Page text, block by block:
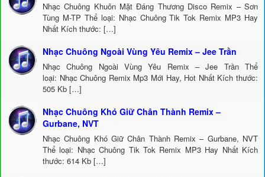
Nhạc Chuông Khuôn Mặt Đáng Thương Disco Remix – Sơn
Tùng M-TP Thể loại: Nhạc Chuông Tik Tok Remix MP3 Hay
Nhất Kích thước: […]
Nhạc Chuông Ngoài Vùng Yêu Remix – Jee Trần
Nhạc Chuông Ngoài Vùng Yêu Remix – Jee Trần Thể
loại: Nhạc Chuông Remix Mp3 Mới Hay, Hot Nhất Kích thước:
505 Kb […]
Nhạc Chuông Khó Giữ Chân Thành Remix –
Gurbane, NVT
Nhạc Chuông Khó Giữ Chân Thành Remix – Gurbane, NVT
Thể loại: Nhạc Chuông Tik Tok Remix MP3 Hay Nhất Kích
thước: 614 Kb […]